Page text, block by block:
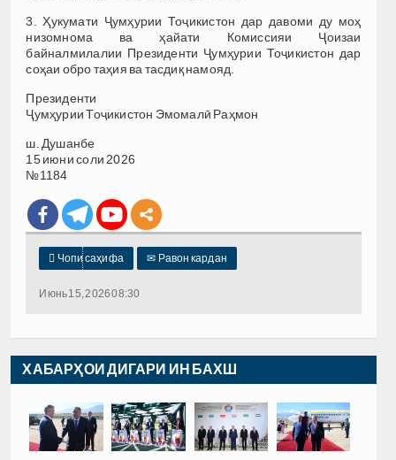
3. Ҳукумати Ҷумҳурии Тоҷикистон дар давоми ду моҳ
низомнома ва ҳайати Комиссияи Ҷоизаи
байналмилалии Президенти Ҷумҳурии Тоҷикистон дар
соҳаи обро таҳия ва тасдиқ намояд.
Президенти
Ҷумҳурии Тоҷикистон Эмомалӣ Раҳмон
ш. Душанбе
15 июни соли 2026
№1184
 Чопи саҳифа ✉ Равон кардан
Июнь 15, 2026 08:30
ХАБАРҲОИ ДИГАРИ ИН БАХШ